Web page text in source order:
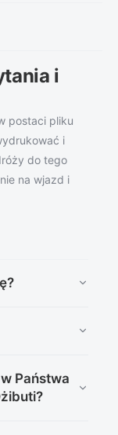
i
postaci pliku
i
do tego
na wjazd i
na
Państwa